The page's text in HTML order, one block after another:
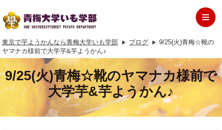
東京で芋ようかんなら青梅大学いも学部 ブログ
9/25(火)青梅☆靴の
ヤマナカ様前で大学芋&芋ようかん♪
9/25(火)青梅☆靴のヤマナカ様前で
大学芋&芋ようかん♪